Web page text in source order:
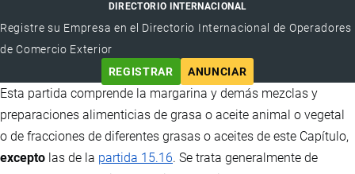
DIRECTORIO INTERNACIONAL
Registre su Empresa en el Directorio Internacional de Operadores
de Comercio Exterior
REGISTRAR
ANUNCIAR
Esta partida comprende la margarina y demás mezclas y
preparaciones alimenticias de grasa o aceite animal o vegetal
o de fracciones de diferentes grasas o aceites de este Capítulo,
excepto las de la partida 15.16. Se trata generalmente de